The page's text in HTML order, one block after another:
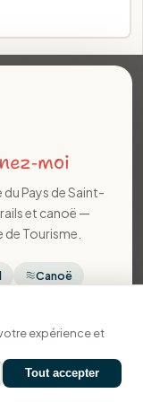
expérience et
Tout accepter
Pays de Saint-
et canoë —
Tourisme.
Canoë
Suivant